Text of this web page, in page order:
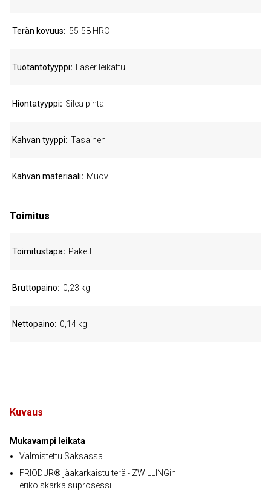
Kuvaus
Mukavampi leikata
Valmistettu Saksassa
FRIODUR® jääkarkaistu terä - ZWILLINGin
erikoiskarkaisuprosessi
Terän kovuus 55-58 HRC
Tuotantotyyppi Laser leikattu
Hiontatyyppi Sileä pinta
Kahvan tyyppi Tasainen
Kahvan materiaali Muovi
Toimitus
Toimitustapa Paketti
Bruttopaino 0,23 kg
Nettopaino 0,14 kg